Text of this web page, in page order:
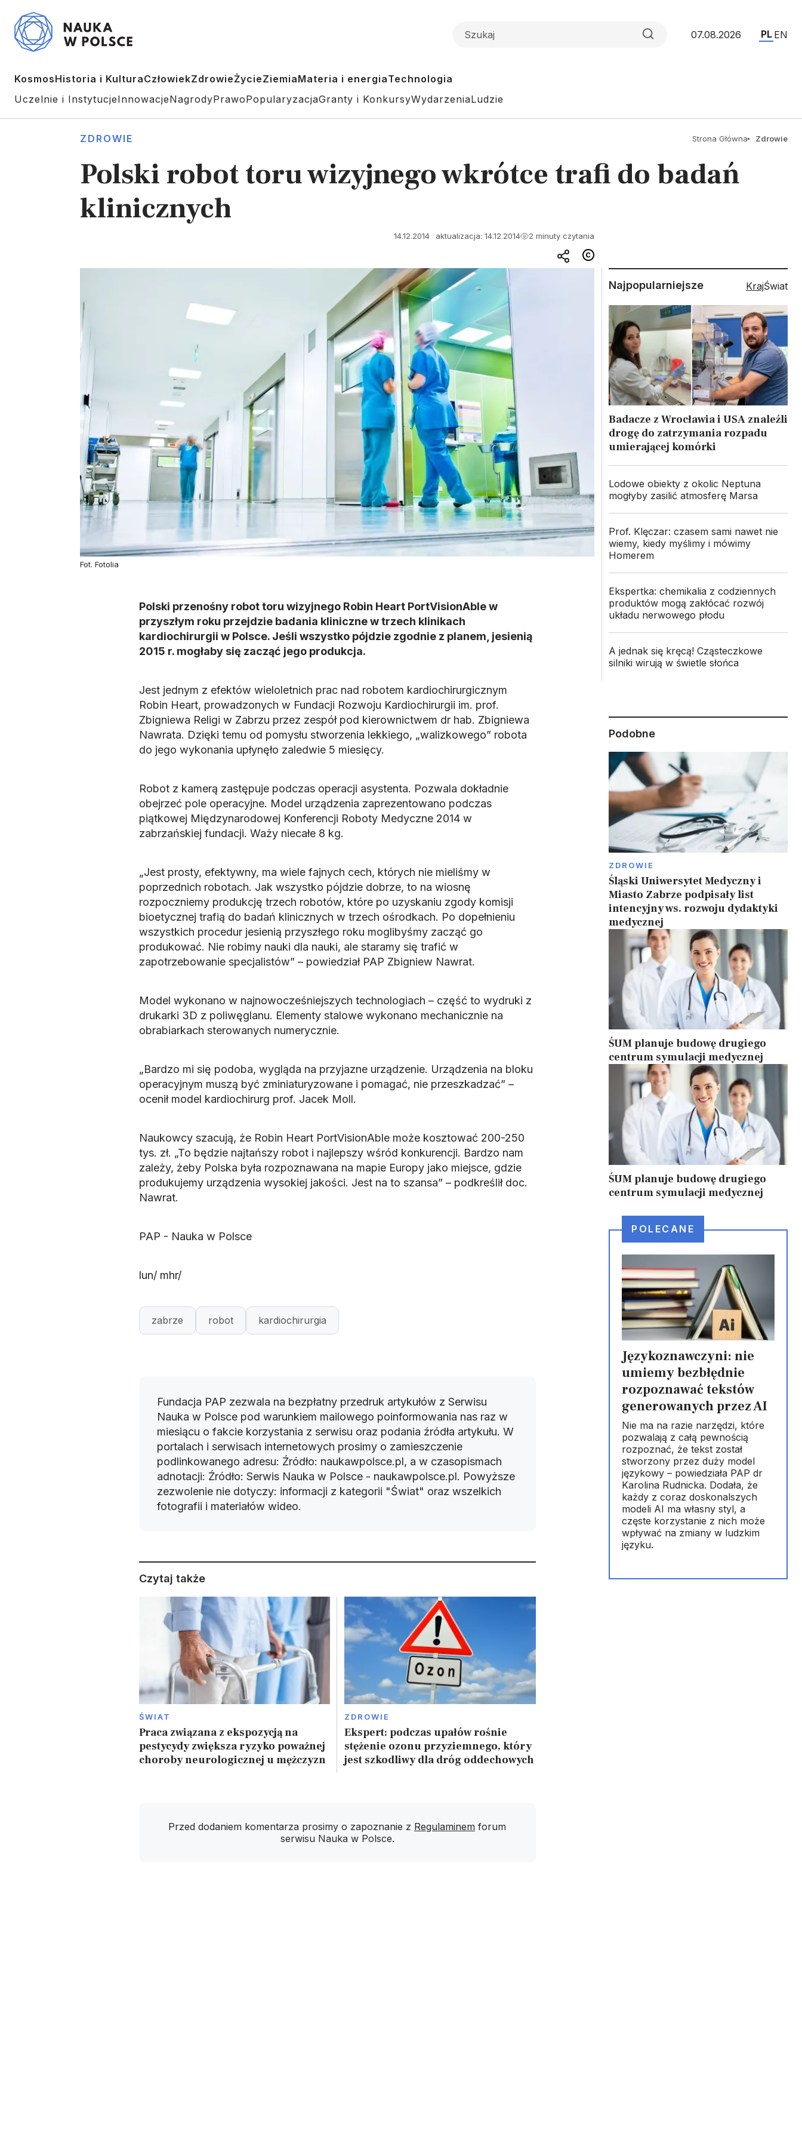
07.08.2026 PL EN
KosmosHistoria i KulturaCzłowiekZdrowieŻycieZiemiaMateria i energiaTechnologia
Uczelnie i InstytucjeInnowacjeNagrodyPrawoPopularyzacjaGranty i KonkursyWydarzeniaLudzie
ZDROWIE Strona Główna Zdrowie
Polski robot toru wizyjnego wkrótce trafi do badań
klinicznych
14.12.2014 aktualizacja: 14.12.2014 2 minuty czytania
Fot. Fotolia
Polski przenośny robot toru wizyjnego Robin Heart PortVisionAble w
przyszłym roku przejdzie badania kliniczne w trzech klinikach
kardiochirurgii w Polsce. Jeśli wszystko pójdzie zgodnie z planem, jesienią
2015 r. mogłaby się zacząć jego produkcja.
Jest jednym z efektów wieloletnich prac nad robotem kardiochirurgicznym
Robin Heart, prowadzonych w Fundacji Rozwoju Kardiochirurgii im. prof.
Zbigniewa Religi w Zabrzu przez zespół pod kierownictwem dr hab. Zbigniewa
Nawrata. Dzięki temu od pomysłu stworzenia lekkiego, „walizkowego” robota
do jego wykonania upłynęło zaledwie 5 miesięcy.
Robot z kamerą zastępuje podczas operacji asystenta. Pozwala dokładnie
obejrzeć pole operacyjne. Model urządzenia zaprezentowano podczas
piątkowej Międzynarodowej Konferencji Roboty Medyczne 2014 w
zabrzańskiej fundacji. Waży niecałe 8 kg.
„Jest prosty, efektywny, ma wiele fajnych cech, których nie mieliśmy w
poprzednich robotach. Jak wszystko pójdzie dobrze, to na wiosnę
rozpoczniemy produkcję trzech robotów, które po uzyskaniu zgody komisji
bioetycznej trafią do badań klinicznych w trzech ośrodkach. Po dopełnieniu
wszystkich procedur jesienią przyszłego roku moglibyśmy zacząć go
produkować. Nie robimy nauki dla nauki, ale staramy się trafić w
zapotrzebowanie specjalistów” – powiedział PAP Zbigniew Nawrat.
Model wykonano w najnowocześniejszych technologiach – część to wydruki z
drukarki 3D z poliwęglanu. Elementy stalowe wykonano mechanicznie na
obrabiarkach sterowanych numerycznie.
„Bardzo mi się podoba, wygląda na przyjazne urządzenie. Urządzenia na bloku
operacyjnym muszą być zminiaturyzowane i pomagać, nie przeszkadzać” –
ocenił model kardiochirurg prof. Jacek Moll.
Naukowcy szacują, że Robin Heart PortVisionAble może kosztować 200-250
tys. zł. „To będzie najtańszy robot i najlepszy wśród konkurencji. Bardzo nam
zależy, żeby Polska była rozpoznawana na mapie Europy jako miejsce, gdzie
produkujemy urządzenia wysokiej jakości. Jest na to szansa” – podkreślił doc.
Nawrat.
PAP - Nauka w Polsce
lun/ mhr/
zabrze robot kardiochirurgia
Fundacja PAP zezwala na bezpłatny przedruk artykułów z Serwisu
Nauka w Polsce pod warunkiem mailowego poinformowania nas raz w
miesiącu o fakcie korzystania z serwisu oraz podania źródła artykułu. W
portalach i serwisach internetowych prosimy o zamieszczenie
podlinkowanego adresu: Źródło: naukawpolsce.pl, a w czasopismach
adnotacji: Źródło: Serwis Nauka w Polsce - naukawpolsce.pl. Powyższe
zezwolenie nie dotyczy: informacji z kategorii "Świat" oraz wszelkich
fotografii i materiałów wideo.
Czytaj także
ŚWIAT
Praca związana z ekspozycją na
pestycydy zwiększa ryzyko poważnej
choroby neurologicznej u mężczyzn
ZDROWIE
Ekspert: podczas upałów rośnie
stężenie ozonu przyziemnego, który
jest szkodliwy dla dróg oddechowych
Przed dodaniem komentarza prosimy o zapoznanie z Regulaminem forum
serwisu Nauka w Polsce.
Najpopularniejsze KrajŚwiat
Badacze z Wrocławia i USA znaleźli
drogę do zatrzymania rozpadu
umierającej komórki
Lodowe obiekty z okolic Neptuna
mogłyby zasilić atmosferę Marsa
Prof. Klęczar: czasem sami nawet nie
wiemy, kiedy myślimy i mówimy
Homerem
Ekspertka: chemikalia z codziennych
produktów mogą zakłócać rozwój
układu nerwowego płodu
A jednak się kręcą! Cząsteczkowe
silniki wirują w świetle słońca
Podobne
ZDROWIE
Śląski Uniwersytet Medyczny i
Miasto Zabrze podpisały list
intencyjny ws. rozwoju dydaktyki
medycznej
ŚUM planuje budowę drugiego
centrum symulacji medycznej
ŚUM planuje budowę drugiego
centrum symulacji medycznej
POLECANE
Językoznawczyni: nie
umiemy bezbłędnie
rozpoznawać tekstów
generowanych przez AI
Nie ma na razie narzędzi, które
pozwalają z całą pewnością
rozpoznać, że tekst został
stworzony przez duży model
językowy – powiedziała PAP dr
Karolina Rudnicka. Dodała, że
każdy z coraz doskonalszych
modeli AI ma własny styl, a
częste korzystanie z nich może
wpływać na zmiany w ludzkim
języku.